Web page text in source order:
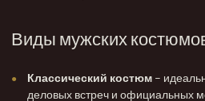
Виды мужских
Классический костюм –
деловых встреч и официальных